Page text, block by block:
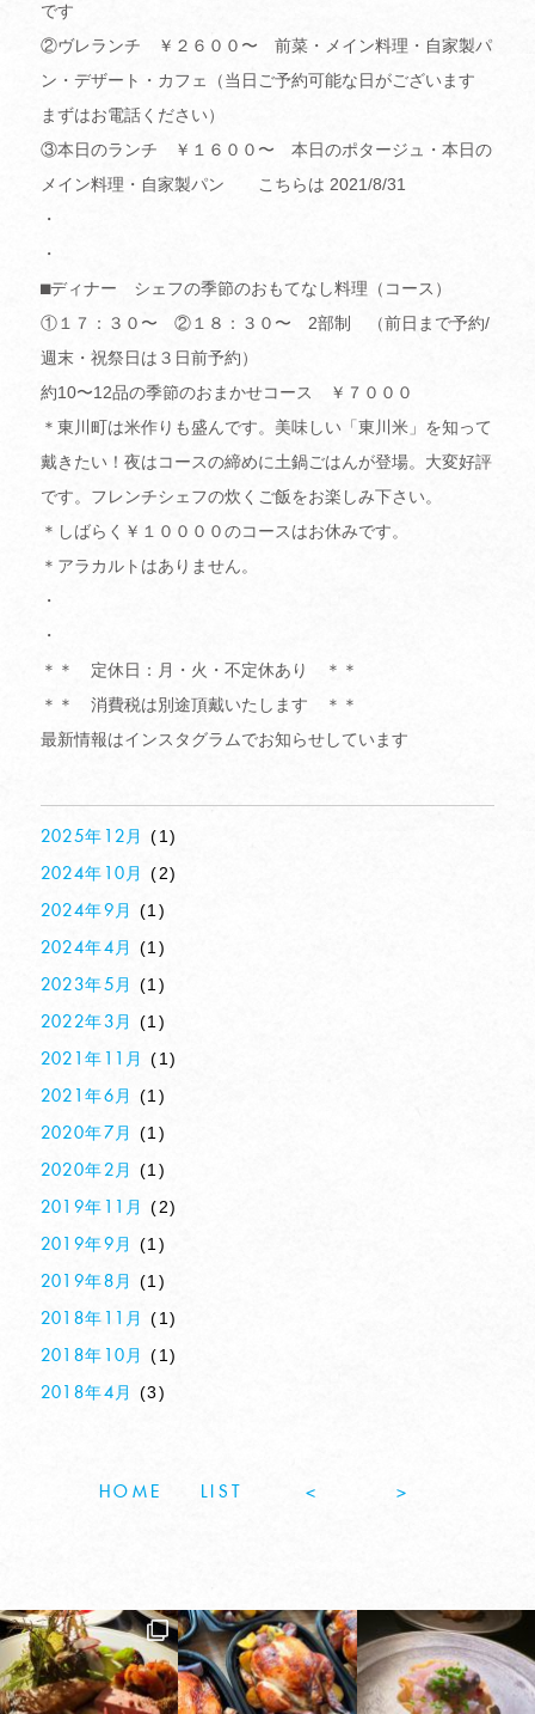
です
②ヴレランチ ￥２６００〜 前菜・メイン料理・自家製パ
ン・デザート・カフェ（当日ご予約可能な日がございます
まずはお電話ください）
③本日のランチ ￥１６００〜 本日のポタージュ・本日の
メイン料理・自家製パン こちらは 2021/8/31
・
・
⬛︎ディナー シェフの季節のおもてなし料理（コース）
①１７：３０〜 ②１８：３０〜 2部制 （前日まで予約/
週末・祝祭日は３日前予約）
約10〜12品の季節のおまかせコース ￥７０００
＊東川町は米作りも盛んです。美味しい「東川米」を知って
戴きたい！夜はコースの締めに土鍋ごはんが登場。大変好評
です。フレンチシェフの炊くご飯をお楽しみ下さい。
＊しばらく￥１００００のコースはお休みです。
＊アラカルトはありません。
・
・
＊＊ 定休日：月・火・不定休あり ＊＊
＊＊ 消費税は別途頂戴いたします ＊＊
最新情報はインスタグラムでお知らせしています
2025年12月
(1)
2024年10月
(2)
2024年9月
(1)
2024年4月
(1)
2023年5月
(1)
2022年3月
(1)
2021年11月
(1)
2021年6月
(1)
2020年7月
(1)
2020年2月
(1)
2019年11月
(2)
2019年9月
(1)
2019年8月
(1)
2018年11月
(1)
2018年10月
(1)
2018年4月
(3)
HOME LIST < >